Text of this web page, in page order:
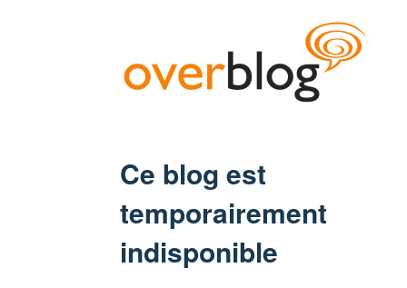
Ce blog est
temporairement
indisponible